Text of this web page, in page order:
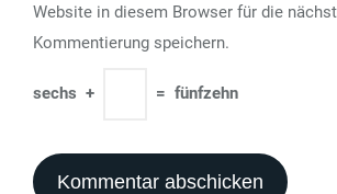
Website in diesem Browser für die
Kommentierung speichern.
sechs + = fünfzehn